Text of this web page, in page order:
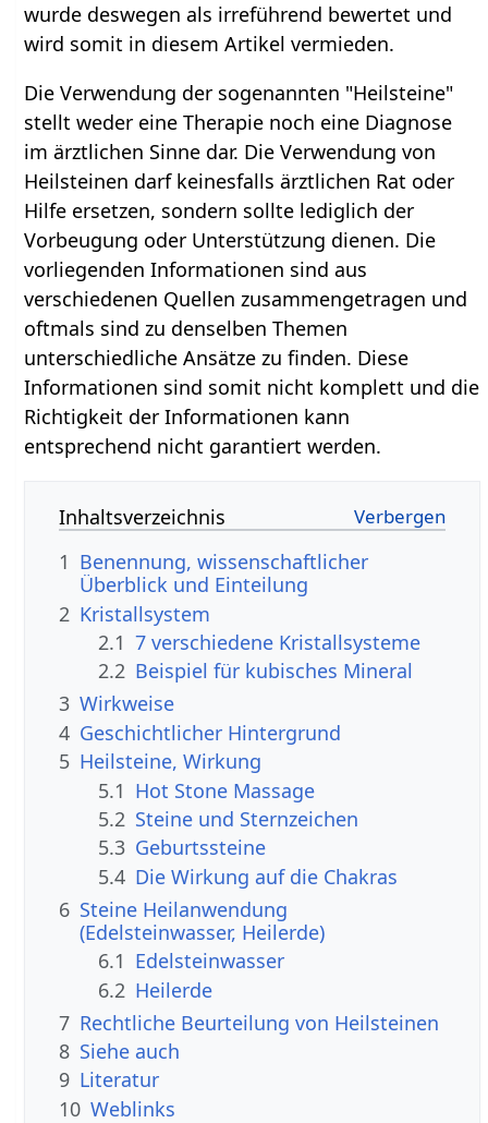
wurde deswegen als irreführend bewertet und
wird somit in diesem Artikel vermieden.
Die Verwendung der sogenannten "Heilsteine"
stellt weder eine Therapie noch eine Diagnose
im ärztlichen Sinne dar. Die Verwendung von
Heilsteinen darf keinesfalls ärztlichen Rat oder
Hilfe ersetzen, sondern sollte lediglich der
Vorbeugung oder Unterstützung dienen. Die
vorliegenden Informationen sind aus
verschiedenen Quellen zusammengetragen und
oftmals sind zu denselben Themen
unterschiedliche Ansätze zu finden. Diese
Informationen sind somit nicht komplett und die
Richtigkeit der Informationen kann
entsprechend nicht garantiert werden.
Inhaltsverzeichnis
1 Benennung, wissenschaftlicher
Überblick und Einteilung
2 Kristallsystem
2.1 7 verschiedene Kristallsysteme
2.2 Beispiel für kubisches Mineral
3 Wirkweise
4 Geschichtlicher Hintergrund
5 Heilsteine, Wirkung
5.1 Hot Stone Massage
5.2 Steine und Sternzeichen
5.3 Geburtssteine
5.4 Die Wirkung auf die Chakras
6 Steine Heilanwendung
(Edelsteinwasser, Heilerde)
6.1 Edelsteinwasser
6.2 Heilerde
7 Rechtliche Beurteilung von Heilsteinen
8 Siehe auch
9 Literatur
10 Weblinks